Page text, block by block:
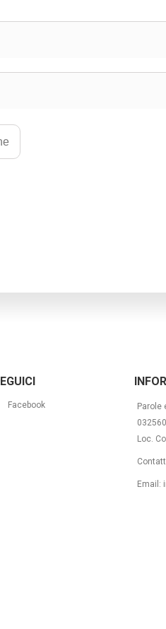
Facebook
Parole
Loc.
Email: